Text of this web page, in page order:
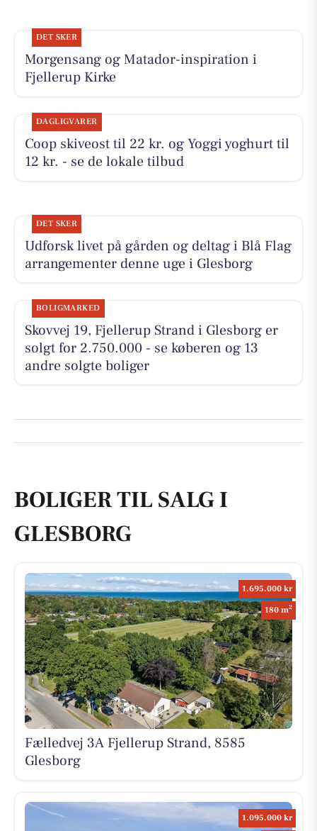
DET SKER
Morgensang og Matador-inspiration i
Fjellerup Kirke
DAGLIGVARER
Coop skiveost til 22 kr. og Yoggi yoghurt til
12 kr. - se de lokale tilbud
DET SKER
Udforsk livet på gården og deltag i Blå Flag
arrangementer denne uge i Glesborg
BOLIGMARKED
Skovvej 19, Fjellerup Strand i Glesborg er
solgt for 2.750.000 - se køberen og 13
andre solgte boliger
BOLIGER TIL SALG I
GLESBORG
1.695.000 kr
180 m2
Fælledvej 3A Fjellerup Strand, 8585
Glesborg
1.095.000 kr